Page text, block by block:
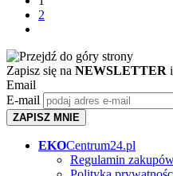
2
Zapisz się na NEWSLETTER
Email
E-mail
ZAPISZ MNIE
EKOCentrum24.pl
Regulamin